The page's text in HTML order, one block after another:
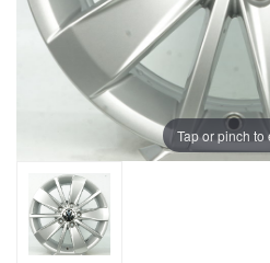
Tap or pinch to